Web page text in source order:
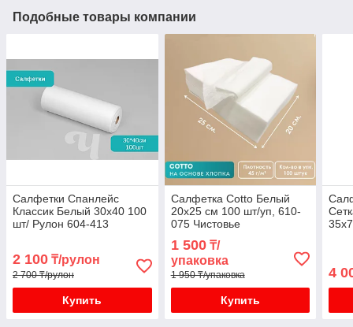
Подобные товары компании
Салфетки Спанлейс
Классик Белый 30х40 100
шт/ Рулон 604-413
2 100 ₸/рулон
2 700 ₸/рулон
Купить
Салфетка Cotto Белый
20х25 см 100 шт/уп, 610-
075 Чистовье
1 500₸/
упаковка
1 950 ₸/упаковка
Купить
4